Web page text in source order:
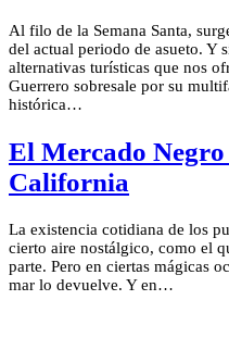
Al filo de la Semana Santa,
del actual periodo de asueto. Y
alternativas turísticas que nos
Guerrero sobresale por su
histórica…
El Mercado Negro
California
La existencia cotidiana de los
cierto aire nostálgico, como el
parte. Pero en ciertas mágicas
mar lo devuelve. Y en…